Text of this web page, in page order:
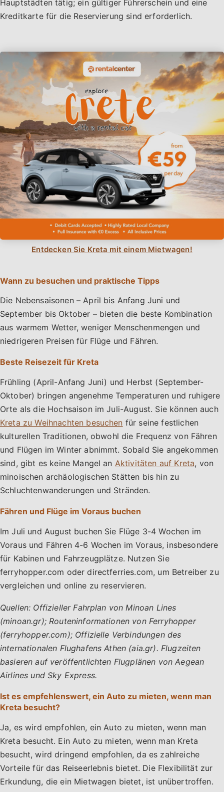
Hauptstädten tätig; ein gültiger Führerschein und eine
Kreditkarte für die Reservierung sind erforderlich.
Entdecken Sie Kreta mit einem Mietwagen!
Wann zu besuchen und praktische Tipps
Die Nebensaisonen – April bis Anfang Juni und
September bis Oktober – bieten die beste Kombination
aus warmem Wetter, weniger Menschenmengen und
niedrigeren Preisen für Flüge und Fähren.
Beste Reisezeit für Kreta
Frühling (April-Anfang Juni) und Herbst (September-
Oktober) bringen angenehme Temperaturen und ruhigere
Orte als die Hochsaison im Juli-August. Sie können auch
Kreta zu Weihnachten besuchen für seine festlichen
kulturellen Traditionen, obwohl die Frequenz von Fähren
und Flügen im Winter abnimmt. Sobald Sie angekommen
sind, gibt es keine Mangel an Aktivitäten auf Kreta, von
minoischen archäologischen Stätten bis hin zu
Schluchtenwanderungen und Stränden.
Fähren und Flüge im Voraus buchen
Im Juli und August buchen Sie Flüge 3-4 Wochen im
Voraus und Fähren 4-6 Wochen im Voraus, insbesondere
für Kabinen und Fahrzeugplätze. Nutzen Sie
ferryhopper.com oder directferries.com, um Betreiber zu
vergleichen und online zu reservieren.
Quellen: Offizieller Fahrplan von Minoan Lines
(minoan.gr); Routeninformationen von Ferryhopper
(ferryhopper.com); Offizielle Verbindungen des
internationalen Flughafens Athen (aia.gr). Flugzeiten
basieren auf veröffentlichten Flugplänen von Aegean
Airlines und Sky Express.
Ist es empfehlenswert, ein Auto zu mieten, wenn man
Kreta besucht?
Ja, es wird empfohlen, ein Auto zu mieten, wenn man
Kreta besucht. Ein Auto zu mieten, wenn man Kreta
besucht, wird dringend empfohlen, da es zahlreiche
Vorteile für das Reiseerlebnis bietet. Die Flexibilität zur
Erkundung, die ein Mietwagen bietet, ist unübertroffen.